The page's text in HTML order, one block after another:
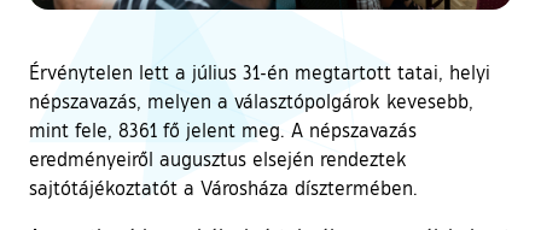
Érvénytelen lett a július 31-én megtartott tatai, helyi
népszavazás, melyen a választópolgárok kevesebb,
mint fele, 8361 fő jelent meg. A népszavazás
eredményeiről augusztus elsején rendeztek
sajtótájékoztatót a Városháza dísztermében.